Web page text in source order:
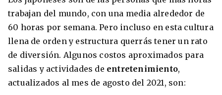
trabajan del mundo, con una media alrededor de
60 horas por semana. Pero incluso en esta cultura
llena de orden y estructura querrás tener un rato
de diversión. Algunos costos aproximados para
salidas y actividades de entretenimiento,
actualizados al mes de agosto del 2021, son: